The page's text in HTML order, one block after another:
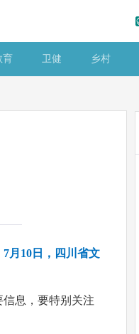
育 卫健 乡村
7月10日，四川省文
息，要特别关注